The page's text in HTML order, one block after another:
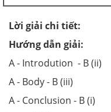
Lời giải chi tiết:
Hướng dẫn giải:
A - Introdution - B (ii)
A - Body - B (iii)
A - Conclusion - B (i)